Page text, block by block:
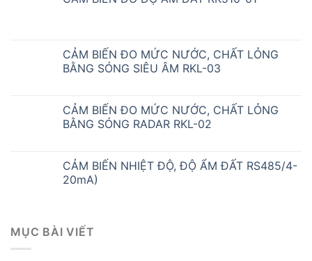
CẢM BIẾN ĐO MỨC NƯỚC, CHẤT LỎNG
BẰNG SÓNG SIÊU ÂM RKL-03
CẢM BIẾN ĐO MỨC NƯỚC, CHẤT LỎNG
BẰNG SÓNG RADAR RKL-02
CẢM BIẾN NHIỆT ĐỘ, ĐỘ ẨM ĐẤT RS485/4-
20mA)
MỤC BÀI VIẾT